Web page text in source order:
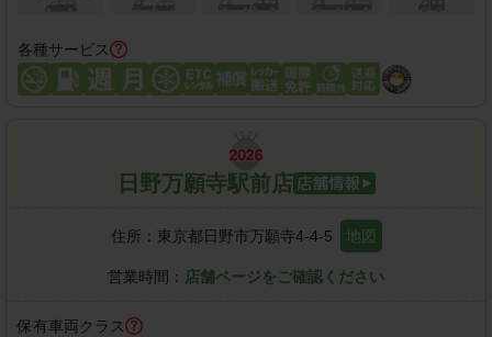
各種サービス
日野万願寺駅前店
住所： 東京都日野市万願寺4-4-5 地図
営業時間： 店舗ページをご確認ください
保有車両クラス